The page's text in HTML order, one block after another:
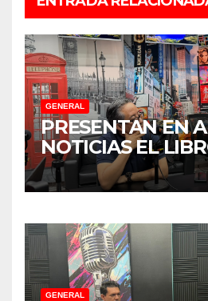
GENERAL
PRESENTAN EN
NOTICIAS EL
“TENDENCIAS
SUBREGIONALES
GENERAL